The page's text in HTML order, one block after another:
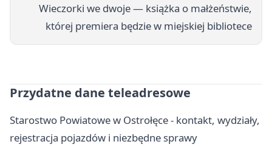
Wieczorki we dwoje — książka o małżeństwie,
której premiera będzie w miejskiej bibliotece
Przydatne dane teleadresowe
Starostwo Powiatowe w Ostrołęce - kontakt, wydziały,
rejestracja pojazdów i niezbędne sprawy